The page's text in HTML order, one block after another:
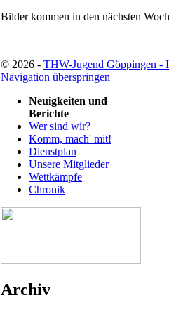
Bilder kommen in den nächsten
© 2026 - THW-Jugend Göppingen -
Navigation überspringen
Neuigkeiten und
Berichte
Wer sind wir?
Komm, mach' mit!
Dienstplan
Unsere Mitglieder
Wettkämpfe
Chronik
Archiv